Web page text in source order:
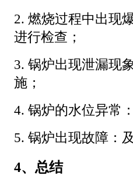
2. 燃烧过程中出现
进行检查；
3. 锅炉出现泄漏现
施；
4. 锅炉的水位异常
5. 锅炉出现故障：
4、总结